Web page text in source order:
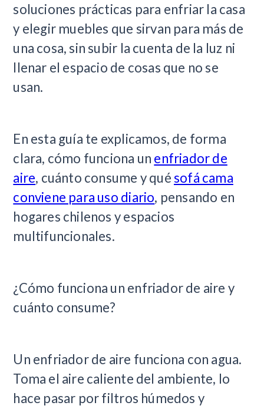
soluciones prácticas para enfriar la casa
y elegir muebles que sirvan para más de
una cosa, sin subir la cuenta de la luz ni
llenar el espacio de cosas que no se
usan.
En esta guía te explicamos, de forma
clara, cómo funciona un enfriador de
aire, cuánto consume y quésofá cama
conviene para uso diario, pensando en
hogares chilenos y espacios
multifuncionales.
¿Cómo funciona un enfriador de aire y
cuánto consume?
Un enfriador de aire funciona con agua.
Toma el aire caliente del ambiente, lo
hace pasar por filtros húmedos y